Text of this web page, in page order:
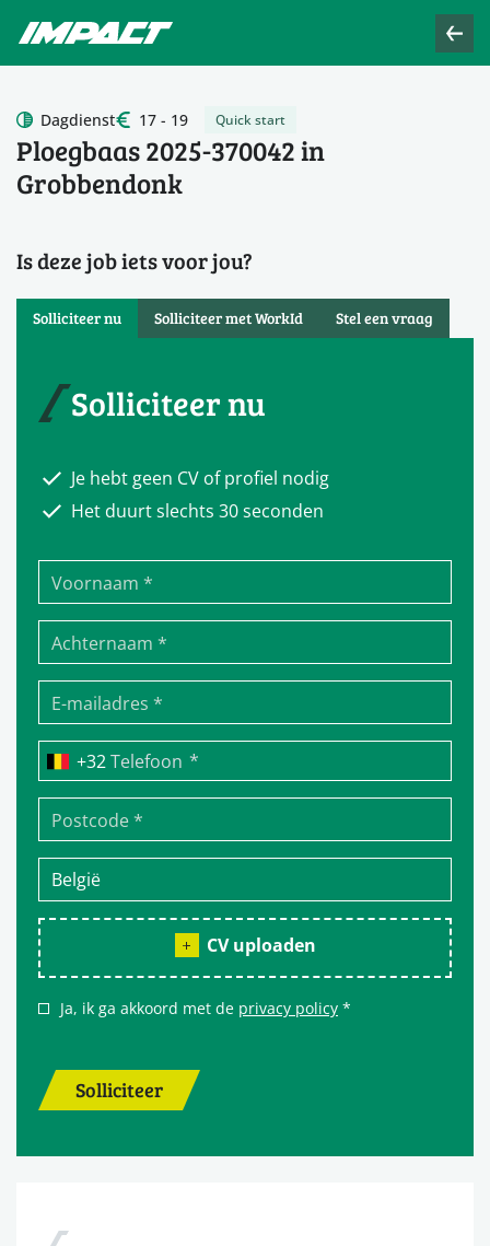
Ploegbaas 2025-370042 in
Grobbendonk
Dagdienst 17 - 19 Quick start
Is deze job iets voor jou?
Solliciteer nu Solliciteer met WorkId Stel een vraag
Solliciteer nu
Je hebt geen CV of profiel nodig
Het duurt slechts 30 seconden
Telefoon *
CV uploaden
Ja, ik ga akkoord met de privacy policy *
Solliciteer